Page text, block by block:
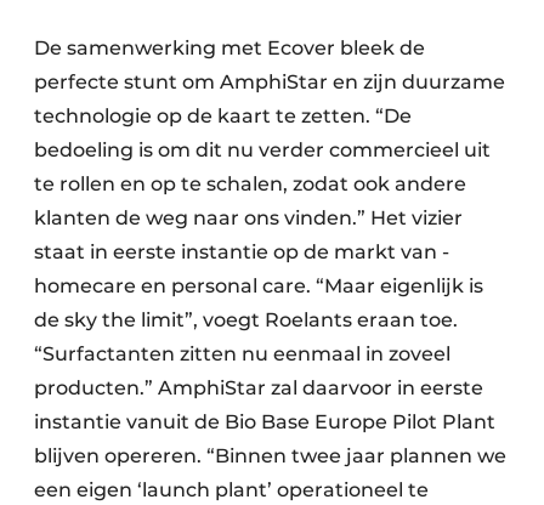
De samenwerking met Ecover bleek de
perfecte stunt om AmphiStar en zijn duurzame
technologie op de kaart te zetten. “De
bedoeling is om dit nu verder commercieel uit
te rollen en op te schalen, zodat ook andere
klanten de weg naar ons vinden.” Het vizier
staat in eerste instantie op de markt van ­
homecare en personal care. “Maar eigenlijk is
de sky the limit”, voegt Roelants eraan toe.
“Surfactanten zitten nu eenmaal in zoveel
producten.” AmphiStar zal daarvoor in eerste
instantie vanuit de Bio Base Europe Pilot Plant
blijven opereren. “Binnen twee jaar plannen we
een eigen ‘launch plant’ operationeel te